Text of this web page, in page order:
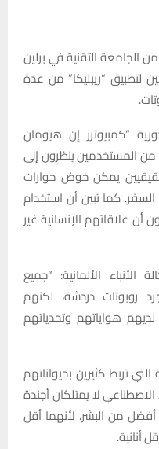
الجامعة التقنية في برلين
لتطبيق “ريبليكا” من عدة
“كمبيوترز إن هيومان
من المستخدمين ينظرون إلى
حقيقيين يمكن خوض حوارات
كما تبين أن استخدام
أن علاقاتهم الإنسانية غير
الألمانية: “جميع
روبوتات دردشة، لكنهم
هواياتهم وتحدياتهم
تربط كثيرين بحيواناتهم
الاصطناعي لا يمتلكان أجندة
من البشر، لأنهما أقل
أنانية.